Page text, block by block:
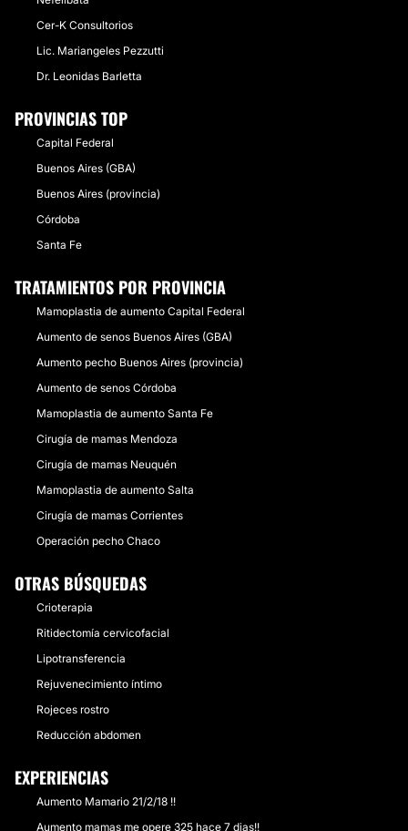
Cer-K Consultorios
Lic. Mariangeles Pezzutti
Dr. Leonidas Barletta
PROVINCIAS TOP
Capital Federal
Buenos Aires (GBA)
Buenos Aires (provincia)
Córdoba
Santa Fe
TRATAMIENTOS POR PROVINCIA
Mamoplastia de aumento Capital Federal
Aumento de senos Buenos Aires (GBA)
Aumento pecho Buenos Aires (provincia)
Aumento de senos Córdoba
Mamoplastia de aumento Santa Fe
Cirugía de mamas Mendoza
Cirugía de mamas Neuquén
Mamoplastia de aumento Salta
Cirugía de mamas Corrientes
Operación pecho Chaco
OTRAS BÚSQUEDAS
Crioterapia
Ritidectomía cervicofacial
Lipotransferencia
Rejuvenecimiento íntimo
Rojeces rostro
Reducción abdomen
EXPERIENCIAS
Aumento Mamario 21/2/18 !!
Aumento mamas me opere 325 hace 7 dias!!